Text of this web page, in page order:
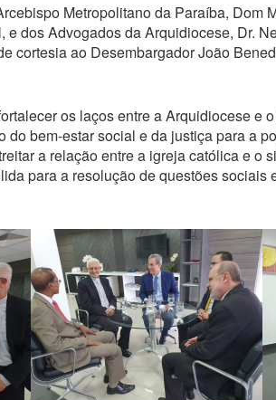
Metropolitano da Paraíba, Dom
e dos Advogados da Arquidiocese, Dr.
cortesia ao Desembargador João
os laços entre a Arquidiocese e
do bem-estar social e da justiça para a
a relação entre a igreja católica e o
para a resolução de questões sociais